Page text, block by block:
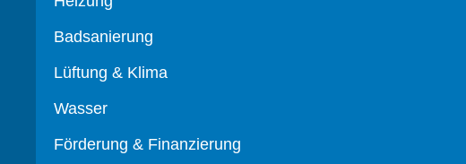
Badsanierung
Lüftung & Klima
Wasser
Förderung & Finanzierung